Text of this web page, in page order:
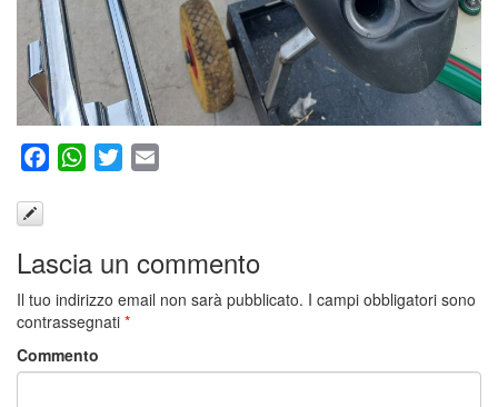
FacebookWhatsApp
Twitter
Lascia un commento
Il tuo indirizzo email non sarà pubblicato. I campi obbligatori sono
contrassegnati *
Commento